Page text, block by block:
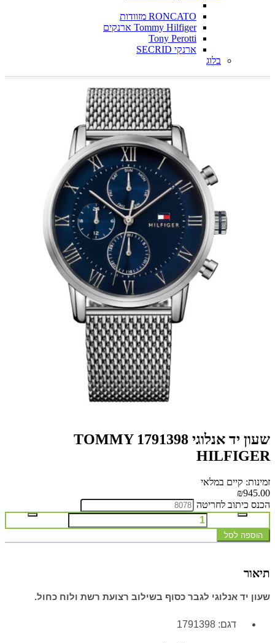
RONCATO מזוודות
Tommy Hilfiger ארנקים
Tony Perotti
ארנקי SECRID
בלוג
שעון יד אנלוגי 1791398 TOMMY
HILFIGER
זמינות: קיים במלאי
₪945.00
הכנס כיתוב לחריטה
הוספה לסל
תיאור
שעון יד אנלוגי לגבר כסוף בשילוב רצועת רשת ולוח כחול.
דגם: 1791398